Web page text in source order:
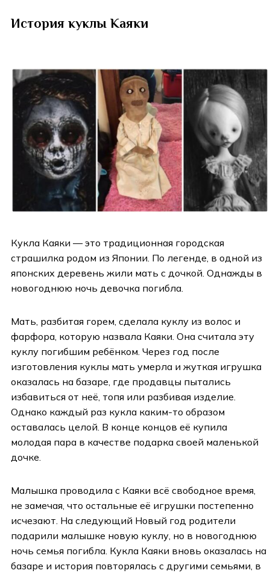
История куклы Каяки
Кукла Каяки — это традиционная городская
страшилка родом из Японии. По легенде, в одной из
японских деревень жили мать с дочкой. Однажды в
новогоднюю ночь девочка погибла.
Мать, разбитая горем, сделала куклу из волос и
фарфора, которую назвала Каяки. Она считала эту
куклу погибшим ребёнком. Через год после
изготовления куклы мать умерла и жуткая игрушка
оказалась на базаре, где продавцы пытались
избавиться от неё, топя или разбивая изделие.
Однако каждый раз кукла каким-то образом
оставалась целой. В конце концов её купила
молодая пара в качестве подарка своей маленькой
дочке.
Малышка проводила с Каяки всё свободное время,
не замечая, что остальные её игрушки постепенно
исчезают. На следующий Новый год родители
подарили малышке новую куклу, но в новогоднюю
ночь семья погибла. Кукла Каяки вновь оказалась на
базаре и история повторялась с другими семьями, в